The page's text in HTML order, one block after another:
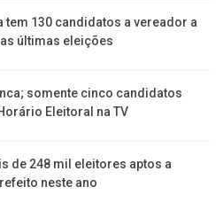
tem 130 candidatos a vereador a
últimas eleições
somente cinco candidatos
Eleitoral na TV
de 248 mil eleitores aptos a
neste ano